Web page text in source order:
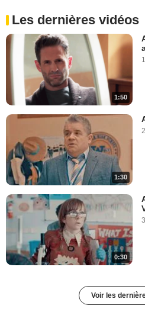
Les dernières vidéos
1:50
1:30
0:30
Voir les